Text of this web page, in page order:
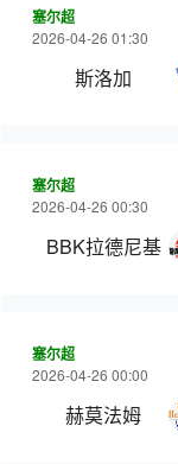
塞尔超
2026-04-26 01:30
斯洛加
塞尔超
2026-04-26 00:30
BBK拉德尼基
塞尔超
2026-04-26 00:00
赫莫法姆